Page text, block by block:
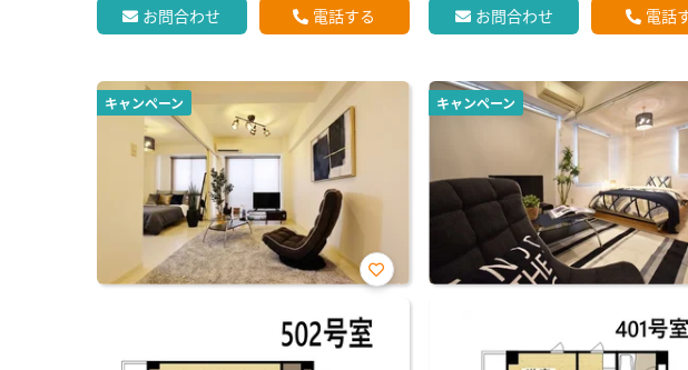
お問合わせ 電話する お問合わせ 電話
キャンペーン
お気
に入
り登
録
キャンペーン